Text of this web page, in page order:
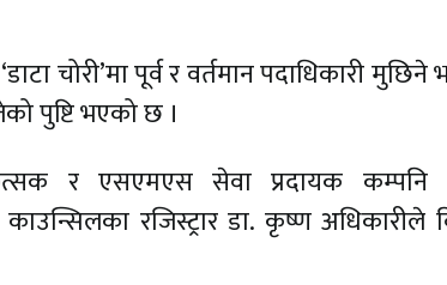
चोरी’मा पूर्व र वर्तमान पदाधिकारी मुछिने
पुष्टि भएको छ ।
र एसएमएस सेवा प्रदायक कम्पनि
रजिस्ट्रार डा. कृष्ण अधिकारीले